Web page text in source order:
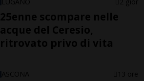
25enne scompare nelle
acque del Ceresio,
ritrovato privo di vita
ASCONA 13 ore